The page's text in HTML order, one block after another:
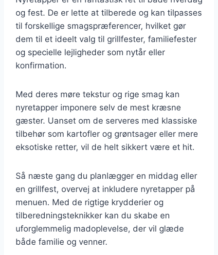
og fest. De er lette at tilberede og kan tilpasses
til forskellige smagspræferencer, hvilket gør
dem til et ideelt valg til grillfester, familiefester
og specielle lejligheder som nytår eller
konfirmation.
Med deres møre tekstur og rige smag kan
nyretapper imponere selv de mest kræsne
gæster. Uanset om de serveres med klassiske
tilbehør som kartofler og grøntsager eller mere
eksotiske retter, vil de helt sikkert være et hit.
Så næste gang du planlægger en middag eller
en grillfest, overvej at inkludere nyretapper på
menuen. Med de rigtige krydderier og
tilberedningsteknikker kan du skabe en
uforglemmelig madoplevelse, der vil glæde
både familie og venner.